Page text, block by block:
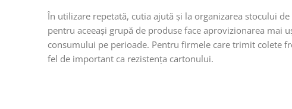
În utilizare repetată, cutia ajută și la organizarea stocului
pentru aceeași grupă de produse face aprovizionarea mai
consumului pe perioade. Pentru firmele care trimit colete
fel de important ca rezistența cartonului.